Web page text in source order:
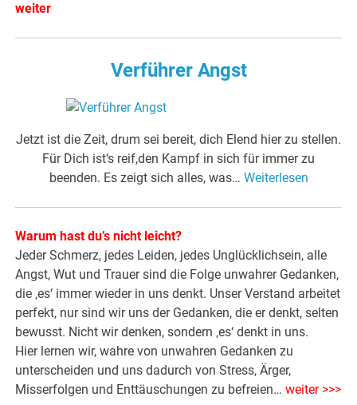
weiter
Verführer Angst
Jetzt ist die Zeit, drum sei bereit, dich Elend hier zu stellen.
Für Dich ist‘s reif,den Kampf in sich für immer zu
beenden. Es zeigt sich alles, was… Weiterlesen
Warum hast du’s nicht leicht?
Jeder Schmerz, jedes Leiden, jedes Unglücklichsein, alle
Angst, Wut und Trauer sind die Folge unwahrer Gedanken,
die ‚es‘ immer wieder in uns denkt. Unser Verstand arbeitet
perfekt, nur sind wir uns der Gedanken, die er denkt, selten
bewusst. Nicht wir denken, sondern ‚es‘ denkt in uns.
Hier lernen wir, wahre von unwahren Gedanken zu
unterscheiden und uns dadurch von Stress, Ärger,
Misserfolgen und Enttäuschungen zu befreien…weiter >>>